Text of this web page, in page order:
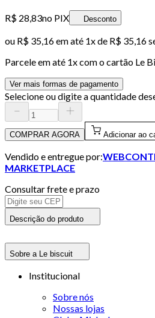
R$ 28,83no PIX Desconto
ou R$ 35,16em até 1x de R$ 35,16
Parcele em até 1x com o cartão Le
Ver mais formas de pagamento
Selecione ou digite a quantidade
COMPRAR AGORA Adicionar ao
Vendido e entregue por:
MARKETPLACE
Consultar frete e prazo
Descrição do produto
Sobre a Le biscuit
Institucional
Sobre nós
Nossas lojas